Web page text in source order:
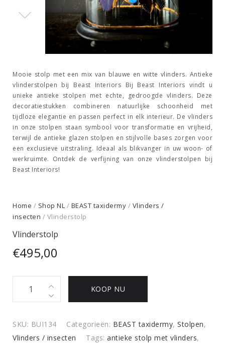
Mooie stolp met een mix van blauwe en witte vlinders. Antieke
vlinderstolpen bij Beast Interiors Bij Beast Interiors vindt u
unieke antieke stolpen met echte, gedroogde vlinders. Deze
decoratiestukken combineren natuurlijke schoonheid met
tijdloze elegantie en passen perfect in elk interieur. De vlinders
in onze stolpen staan symbool voor transformatie en vrijheid,
terwijl de antieke glazen stolpen en stijlvolle bases zorgen voor
een exclusieve uitstraling. Ideaal als blikvanger in uw woon- of
werkruimte. Ontdek de verfijning van onze vlinderstolpen bij
Beast Interiors!
Home / Shop NL / BEAST taxidermy / Vlinders /
insecten / Vlinderstolp
Vlinderstolp
€495,00
Vlinderstolp
KOOP NU
SKU: BUI134 Categorieën: BEAST taxidermy, Stolpen,
Vlinders / insecten
Tags: antieke stolp met vlinders,